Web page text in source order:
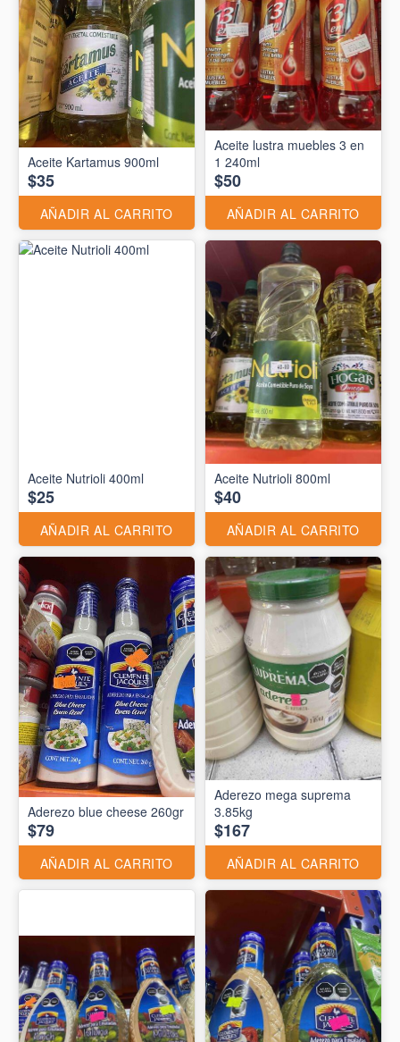
Aceite Kartamus 900ml
$35
AÑADIR AL CARRITO
Aceite lustra muebles 3 en
1 240ml
$50
AÑADIR AL CARRITO
Aceite Nutrioli 400ml
$25
AÑADIR AL CARRITO
Aceite Nutrioli 800ml
$40
AÑADIR AL CARRITO
Aderezo blue cheese 260gr
$79
AÑADIR AL CARRITO
Aderezo mega suprema
3.85kg
$167
AÑADIR AL CARRITO